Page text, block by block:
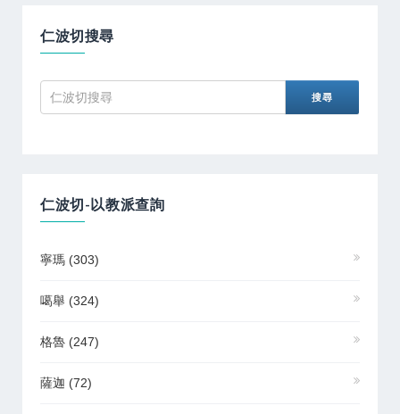
仁波切搜尋
仁波切-以教派查詢
寧瑪 (303)
噶舉 (324)
格魯 (247)
薩迦 (72)